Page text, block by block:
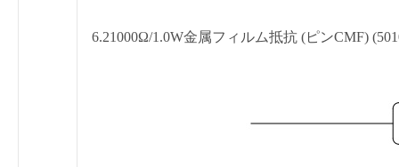
6.21000Ω/1.0W金属フィルム抵抗 (ピンCMF)